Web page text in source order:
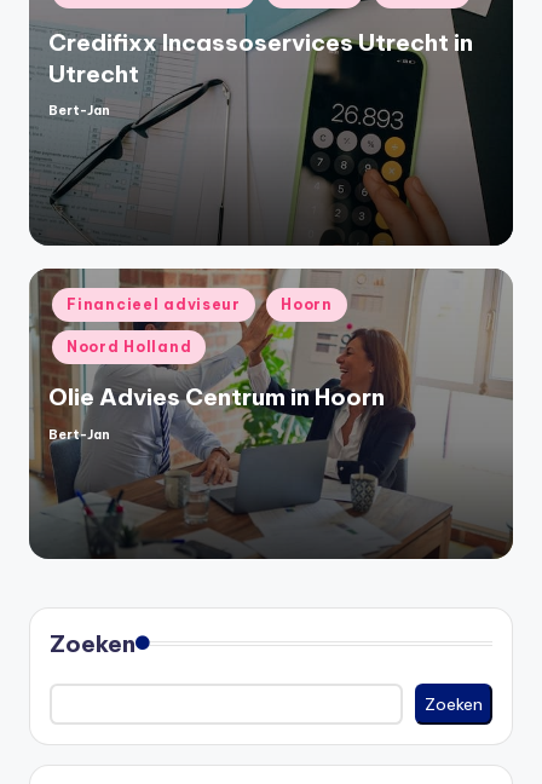
in
Credifixx Incassoservices Utrecht in
Utrecht
Geplaatst
Bert-Jan
Geplaatst
in
Financieel adviseur Hoorn
Noord Holland
Olie Advies Centrum in Hoorn
Geplaatst
door
Bert-Jan
Zoeken
Zoeken